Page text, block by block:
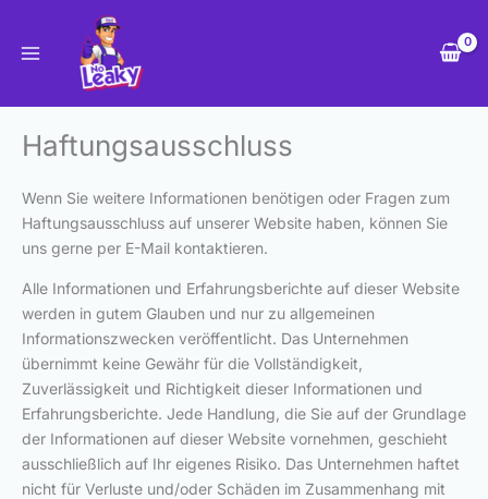
springen
Haftungsausschluss
Wenn Sie weitere Informationen benötigen oder Fragen zum
Haftungsausschluss auf unserer Website haben, können Sie
uns gerne per E-Mail kontaktieren.
Alle Informationen und Erfahrungsberichte auf dieser Website
werden in gutem Glauben und nur zu allgemeinen
Informationszwecken veröffentlicht. Das Unternehmen
übernimmt keine Gewähr für die Vollständigkeit,
Zuverlässigkeit und Richtigkeit dieser Informationen und
Erfahrungsberichte. Jede Handlung, die Sie auf der Grundlage
der Informationen auf dieser Website vornehmen, geschieht
ausschließlich auf Ihr eigenes Risiko. Das Unternehmen haftet
nicht für Verluste und/oder Schäden im Zusammenhang mit